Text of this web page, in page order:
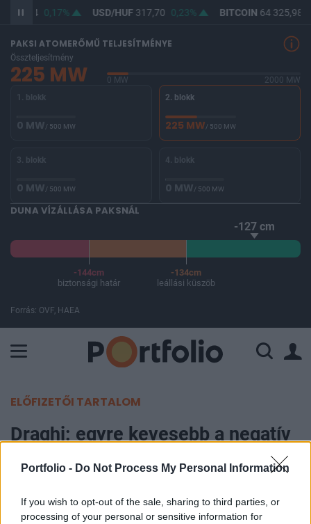
Portfolio - Do Not Process My Personal Information
If you wish to opt-out of the sale, sharing to third parties, or
processing of your personal or sensitive information for
366,04 0,17% USD/HUF317,70 0,23% BITCOIN 64 325,98
PAKSI ATOMERŐMŰ TELJESÍTMÉNYE
Összteljesítmény
225 MW 0 MW
2000 MW
1. blokk
0 MW/ 500 MW
2. blokk
225 MW/ 500 MW
3. blokk
0 MW/ 500 MW
4. blokk
0 MW/ 500 MW
DUNA VÍZÁLLÁSA PAKSNÁL
-127 cm
-144cm
biztonsági határ
-134cm
leállási küszöb
Forrás: OVF, HAEA
ELŐFIZETŐI TARTALOM
Draghi: egyre kevesebb a negatív
2017. április 27. 15:00